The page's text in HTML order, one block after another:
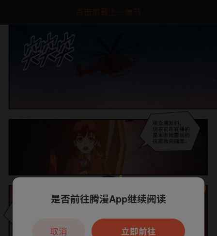
点击加载上一章节
本章节仅支持App阅读，可打开App新用
户7天免费看
是否前往腾漫App继续阅读
立即前往
取消